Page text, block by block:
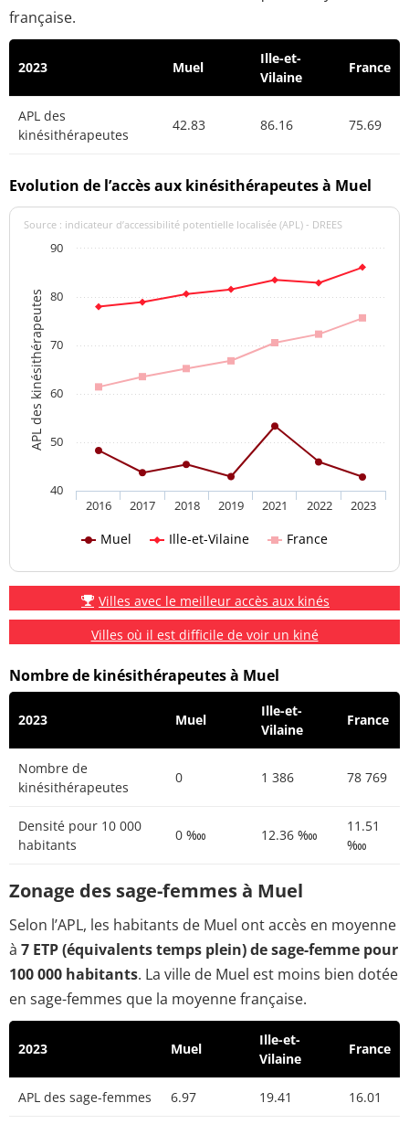
française.
2023 Muel
Ille-et-
Vilaine
France
APL des
kinésithérapeutes
42.83 86.16 75.69
Evolution de l’accès aux kinésithérapeutes à Muel
APL des kinésithérapeutes
Source : indicateur d’accessibilité potentielle localisée (APL) - DREES
Muel Ille-et-Vilaine France
2016 2017 2018 2019 2021 2022 2023
40
50
60
70
80
90
Villes avec le meilleur accès aux kinés
Villes où il est difficile de voir un kiné
Nombre de kinésithérapeutes à Muel
2023 Muel
Ille-et-
Vilaine
France
Nombre de
kinésithérapeutes
0 1 386 78 769
Densité pour 10 000
habitants
0 ‱ 12.36 ‱
11.51
‱
Zonage des sage-femmes à Muel
Selon l’APL, les habitants de Muel ont accès en moyenne
à 7 ETP (équivalents temps plein) de sage-femme pour
100 000 habitants. La ville de Muel est moins bien dotée
en sage-femmes que la moyenne française.
2023 Muel
Ille-et-
Vilaine
France
APL des sage-femmes 6.97 19.41 16.01